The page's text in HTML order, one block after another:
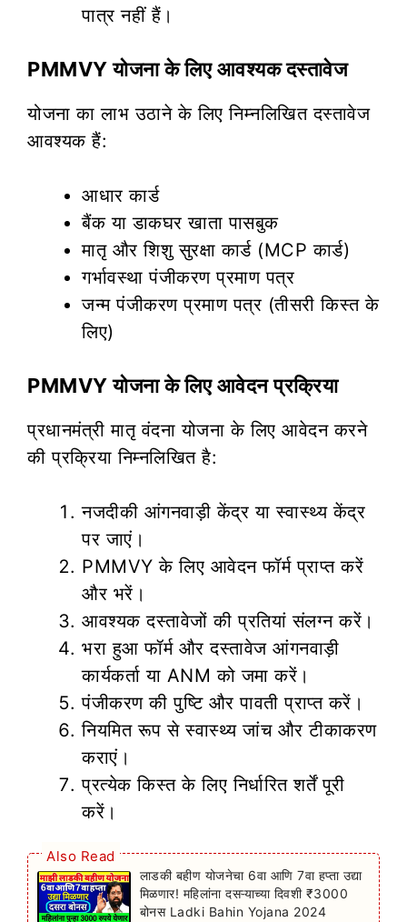
पात्र नहीं हैं।
PMMVY योजना के लिए आवश्यक दस्तावेज
योजना का लाभ उठाने के लिए निम्नलिखित दस्तावेज
आवश्यक हैं:
आधार कार्ड
बैंक या डाकघर खाता पासबुक
मातृ और शिशु सुरक्षा कार्ड (MCP कार्ड)
गर्भावस्था पंजीकरण प्रमाण पत्र
जन्म पंजीकरण प्रमाण पत्र (तीसरी किस्त के
लिए)
PMMVY योजना के लिए आवेदन प्रक्रिया
प्रधानमंत्री मातृ वंदना योजना के लिए आवेदन करने
की प्रक्रिया निम्नलिखित है:
नजदीकी आंगनवाड़ी केंद्र या स्वास्थ्य केंद्र
पर जाएं।
PMMVY के लिए आवेदन फॉर्म प्राप्त करें
और भरें।
आवश्यक दस्तावेजों की प्रतियां संलग्न करें।
भरा हुआ फॉर्म और दस्तावेज आंगनवाड़ी
कार्यकर्ता या ANM को जमा करें।
पंजीकरण की पुष्टि और पावती प्राप्त करें।
नियमित रूप से स्वास्थ्य जांच और टीकाकरण
कराएं।
प्रत्येक किस्त के लिए निर्धारित शर्तें पूरी
करें।
Also Read
लाडकी बहीण योजनेचा 6वा आणि 7वा हप्ता उद्या
मिळणार! महिलांना दसऱ्याच्या दिवशी ₹3000
बोनस Ladki Bahin Yojana 2024